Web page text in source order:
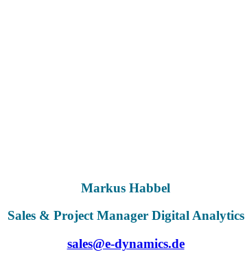
Markus Habbel
Sales & Project Manager Digital Analytics
sales@e-dynamics.de